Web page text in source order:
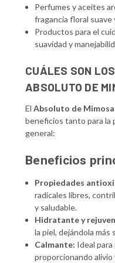
Perfumes y aceites
fragancia floral suave
Productos para el
suavidad y
CUÁLES SON
ABSOLUTO DE
El Absoluto de Mimosa
beneficios tanto para la
general:
Beneficios
Propiedades
radicales libres,
y saludable.
Hidratante y
la piel, dejándola más
Calmante: Ideal
proporcionando